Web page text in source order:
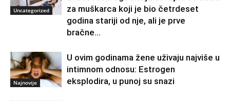
Uncategorized
za muškarca koji je bio četrdeset
godina stariji od nje, ali je prve
bračne...
Najnovije
U ovim godinama žene uživaju najviše u
intimnom odnosu: Estrogen
eksplodira, u punoj su snazi